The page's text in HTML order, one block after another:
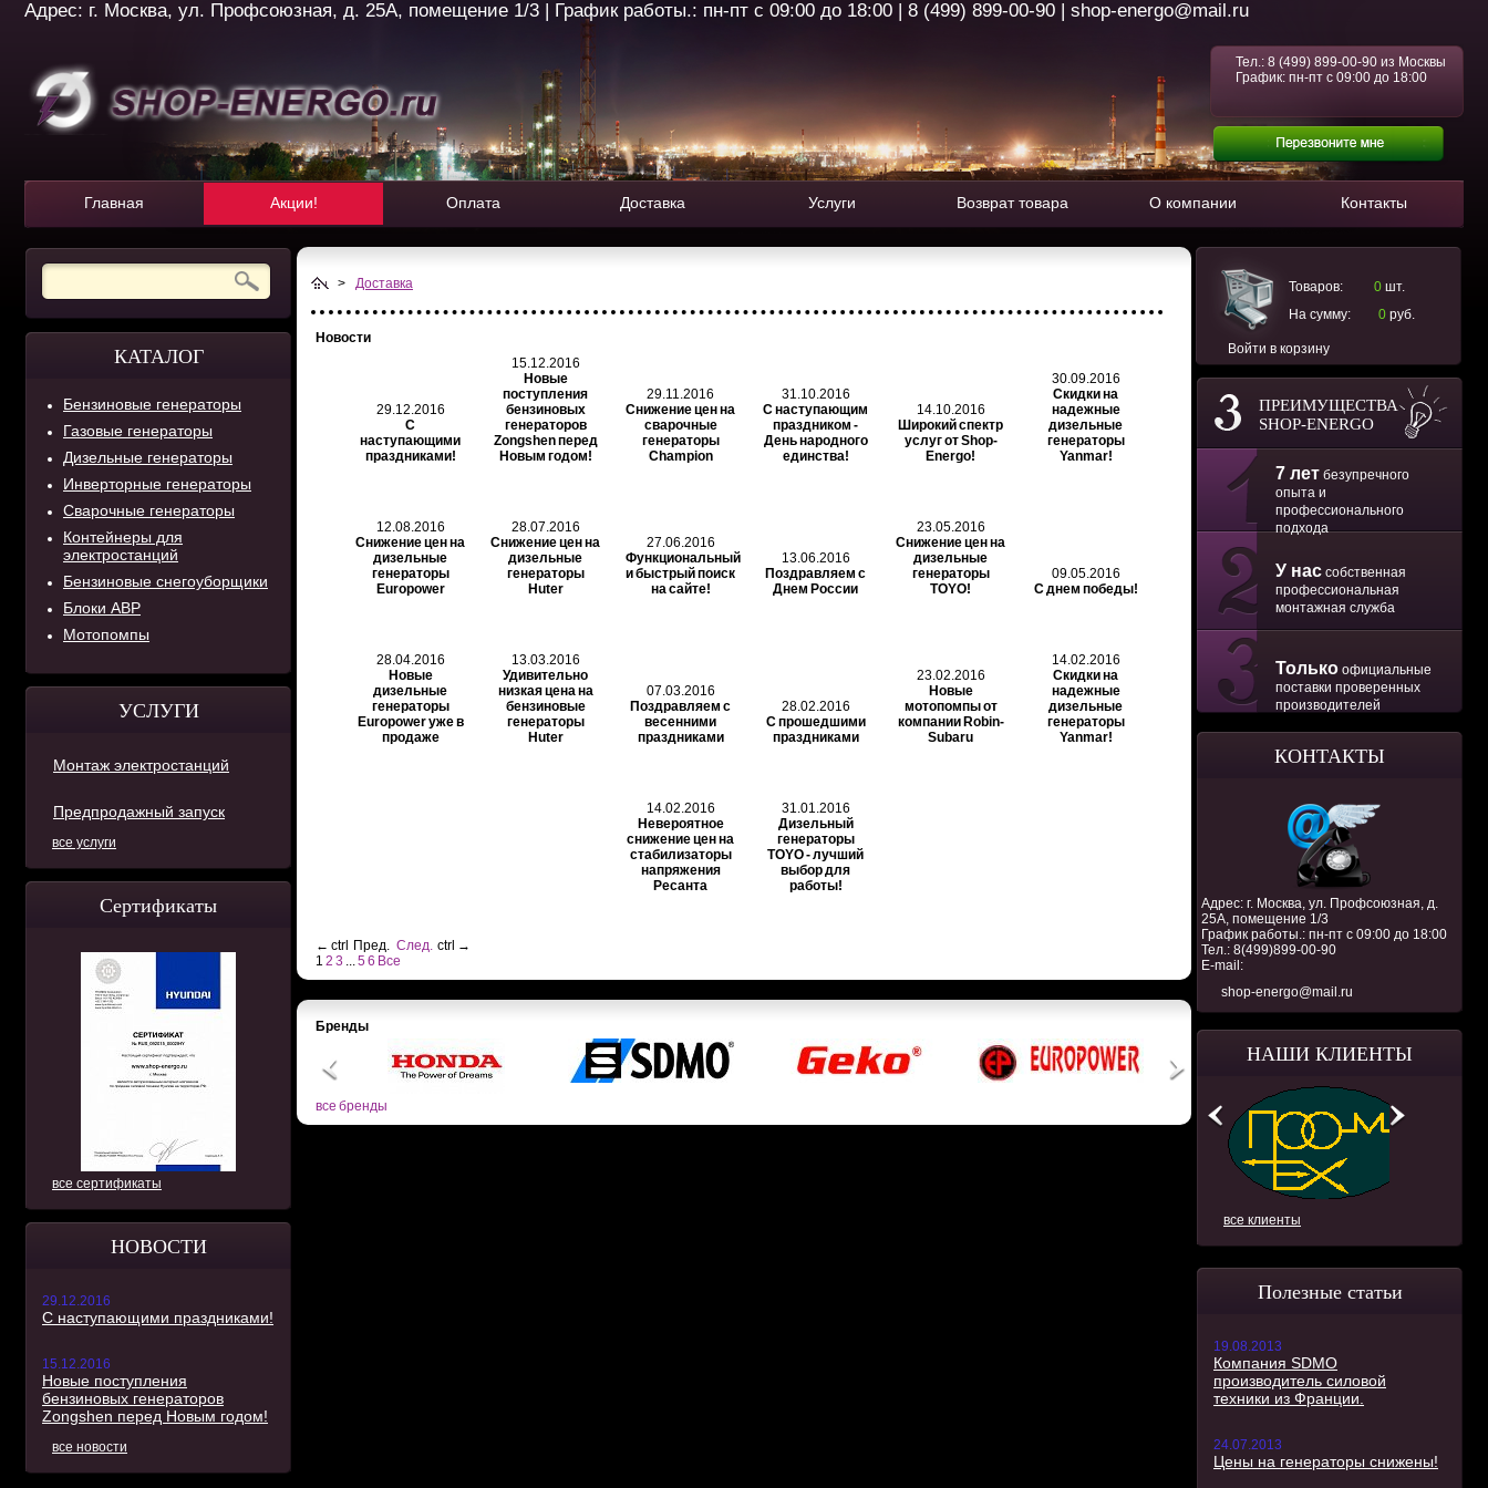
Адрес: г. Москва, ул. Профсоюзная, д. 25А, помещение 1/3 | График работы.: пн-пт с 09:00 до 18:00 | 8 (499) 899-00-90 | shop-energo@mail.ru
Тел.: 8 (499) 899-00-90 из Москвы
График: пн-пт с 09:00 до 18:00
Главная Акции! Оплата Доставка Услуги Возврат товара О компании Контакты
КАТАЛОГ
Бензиновые генераторы
Газовые генераторы
Дизельные генераторы
Инверторные генераторы
Сварочные генераторы
Контейнеры для
электростанций
Бензиновые снегоуборщики
Блоки АВР
Мотопомпы
УСЛУГИ
Монтаж электростанций
Предпродажный запуск
все услуги
Сертификаты
все сертификаты
НОВОСТИ
29.12.2016
С наступающими праздниками!
15.12.2016
Новые поступления
бензиновых генераторов
Zongshen перед Новым годом!
все новости
Товаров: 0 шт.
На сумму:
0 руб.
Войти в корзину
ПРЕИМУЩЕСТВА
SHOP-ENERGO
7 лет безупречного
опыта и
профессионального
подхода
У нас собственная
профессиональная
монтажная служба
Только официальные
поставки проверенных
производителей
КОНТАКТЫ
Адрес: г. Москва, ул. Профсоюзная, д.
25А, помещение 1/3
График работы.: пн-пт с 09:00 до 18:00
Тел.: 8(499)899-00-90
E-mail:
shop-energo@mail.ru
НАШИ КЛИЕНТЫ
все клиенты
Полезные статьи
19.08.2013
Компания SDMO
производитель силовой
техники из Франции.
24.07.2013
Цены на генераторы снижены!
> Доставка
Новости
29.12.2016
С
наступающими
праздниками!
15.12.2016
Новые
поступления
бензиновых
генераторов
Zongshen перед
Новым годом!
29.11.2016
Снижение цен на
сварочные
генераторы
Champion
31.10.2016
С наступающим
праздником -
День народного
единства!
14.10.2016
Широкий спектр
услуг от Shop-
Energo!
30.09.2016
Скидки на
надежные
дизельные
генераторы
Yanmar!
12.08.2016
Снижение цен на
дизельные
генераторы
Europower
28.07.2016
Снижение цен на
дизельные
генераторы
Huter
27.06.2016
Функциональный
и быстрый поиск
на сайте!
13.06.2016
Поздравляем с
Днем России
23.05.2016
Снижение цен на
дизельные
генераторы
TOYO!
09.05.2016
С днем победы!
28.04.2016
Новые
дизельные
генераторы
Europower уже в
продаже
13.03.2016
Удивительно
низкая цена на
бензиновые
генераторы
Huter
07.03.2016
Поздравляем с
весенними
праздниками
28.02.2016
С прошедшими
праздниками
23.02.2016
Новые
мотопомпы от
компании Robin-
Subaru
14.02.2016
Скидки на
надежные
дизельные
генераторы
Yanmar!
14.02.2016
Невероятное
снижение цен на
стабилизаторы
напряжения
Ресанта
31.01.2016
Дизельный
генераторы
TOYO - лучший
выбор для
работы!
← ctrl Пред. След. ctrl →
1 2 3 ...5 6 Все
Бренды
все бренды